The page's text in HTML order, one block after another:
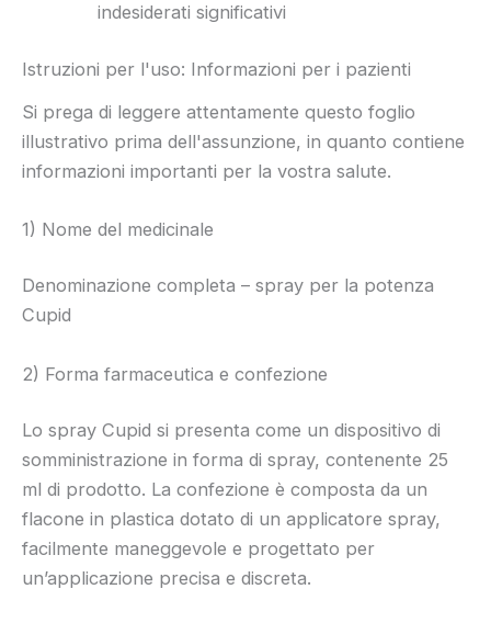
indesiderati significativi
Istruzioni per l'uso: Informazioni per i pazienti
Si prega di leggere attentamente questo foglio
illustrativo prima dell'assunzione, in quanto contiene
informazioni importanti per la vostra salute.
1) Nome del medicinale
Denominazione completa – spray per la potenza
Cupid
2) Forma farmaceutica e confezione
Lo spray Cupid si presenta come un dispositivo di
somministrazione in forma di spray, contenente 25
ml di prodotto. La confezione è composta da un
flacone in plastica dotato di un applicatore spray,
facilmente maneggevole e progettato per
un’applicazione precisa e discreta.